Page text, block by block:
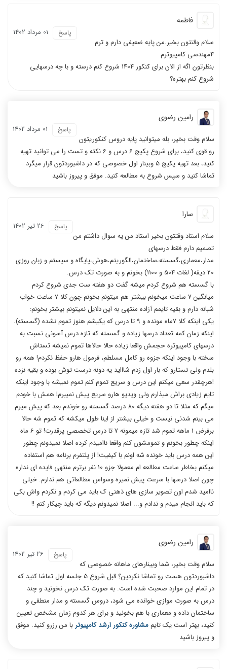
فاطمه
01 مرداد 1402 پاسخ
سلام وقتتون بخیر.من پایه ضعیفی دارم و ترم
4مهندسی کامپیوترم
بنظرتون اگه از الان برای کنکور 1404 شروع کنم درسته و با چه درسهایی
شروع کنم بهتره؟
رامین رضوی
01 مرداد 1402 پاسخ
سلام وقت بخیر، بله میتوانید پایه دروس کنکوریتون
رو قوی کنید، برای شروع پکیج 6 درس و 6 نکته و تست را می توانید تهیه
کنید، بعد تهیه پکیج 5 وبینار اول خصوصی که در داشبوردتون قرار میگرد
تماشا کنید و سپس شروع به مطالعه کنید. موفق و پیروز باشید
سارا
26 تیر 1402 پاسخ
سلام استاد وقتتون بخیر استاد من یه سوال داشتم من
تصمیم دارم فقط درسهای
مدار،معماری،گسسته،ساختمان،الگوریتم،هوش،پایگاه و سیستم و زبان روزی
20 دیقه( لغات 504 و 1100) بخونم و به صورت تک درس.
با گسسته هم شروع کردم میشه گفت دو هفته ست جدی شروع کردم
میانگین 7 ساعت میخونم بیشتر هم میتونم بخونم چون کلا 7 ساعت خواب
شبانه دارم و بقیه تایمم آزاده منتهی به این دلایل نمیتونم بیشتر بخونم:
یکی اینکه کلا 7ماه مونده و 9 تا درس که یکیشم هنوز تموم نشده (گسسته).
اینکه زمان کمه تعداد درسها زیاده و گسسته که تازه درس آسونی نسبت به
درسهای کامپیوتره حجمش واقعا زیاده حالا حالاها تموم نمیشه تستاش
سخته با وجود اینکه جزوه رو کامل مسلطم، فرمول هارو حفظ نکردم! همه رو
بلدم ولی تستارو که بار اول زدم شاااید یه دونه درست توش بوده و بقیه نزده
!هرچقدر سعی میکنم این درس و سریع تموم کنم تموم نمیشه با وجود اینکه
تایم زیادی براش میذارم ولی ویدیو هارو سریع پیش نمیبرم! همش با خودم
میگم که مثلا تا دو هفته دیگه 80 درصد گسسته رو خوندم بعد که پیش میرم
می بینم شدنی نیست و خیلی بیشتر از اینا طول میکشه که تموم شه حالا
برفرض 1 ماهه تموم شد تازه میمونه 7 تا درس تخصصی پرقدرت! تو 6 ماه
اینکه چطور بخونم و تمومشون کنم واقعا ناامیدم کرده اصلا نمیدونم چطور
این همه درس باید خونده شه اونم با کیفیت! از پلتفرم برنامه هم استفاده
میکنم بخاطر ساعت مطالعه ام معمولا جزو 10 نفر برترم منتهی فایده ای نداره
چون اصلا درسها با سرعت پیش نمیره وسواس مطالعاتی هم ندارم. خیلی
ناامید شدم اون تصویر سازی های ذهنی ک باید می کردم و نکردم واش بکی
که باید انجام میدم و ندادم و... اصلا نمیدونم دیگه که باید چیکار کنم !!
رامین رضوی
26 تیر 1402 پاسخ
سلام وقت بخیر، شما وبینارهای ماهانه خصوصی که
داشبوردتون هست رو تماشا نکردین؟ قبل شروع 5 جلسه اول تماشا کنید که
در تمام این موارد صحبت شده است. به صورت تک درس نخونید و چند
درس به صورت موازی خوانده می شود، دروس گسسته و مدار منطقی و
ساختمان داده و معماری با هم بخونید و برای هر کدوم زمان مشخص تعیین
کنید، بهتر است یک تایممشاوره کنکور ارشد کامپیوتر با من رزرو کنید. موفق
و پیروز باشید